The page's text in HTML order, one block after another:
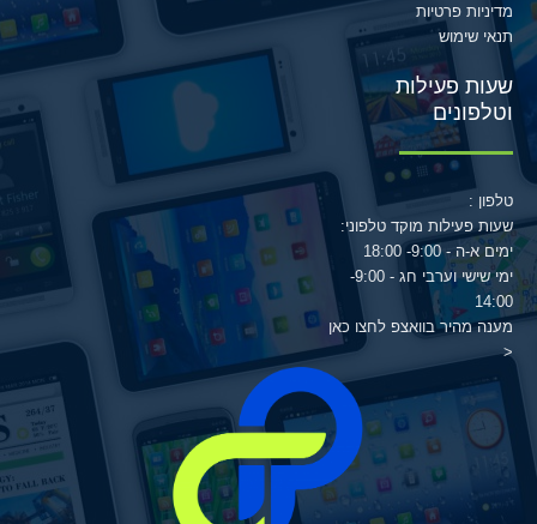
מדיניות פרטיות
תנאי שימוש
שעות פעילות
וטלפונים
טלפון :
שעות פעילות מוקד טלפוני:
ימים א-ה - 9:00- 18:00
ימי שישי וערבי חג - 9:00-
14:00
מענה מהיר בוואצפ לחצו כאן
<